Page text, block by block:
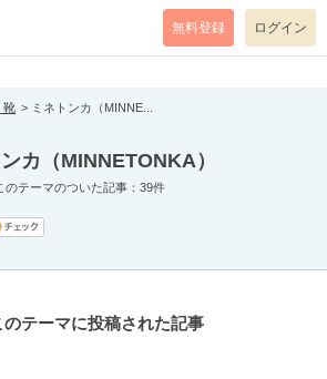
code=0 mode=return level=notice
無料登録 ログイン
靴 ミネトンカ（MINNE...
カ（MINNETONKA）
のテーマのついた記事：39件
のテーマに投稿された記事